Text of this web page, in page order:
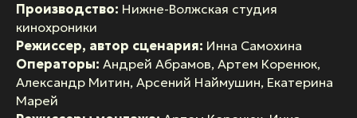
Производство: Нижне-Волжская студия
кинохроники
Режиссер, автор сценария: Инна Самохина
Операторы: Андрей Абрамов, Артем Коренюк,
Александр Митин, Арсений Наймушин, Екатерина
Марей